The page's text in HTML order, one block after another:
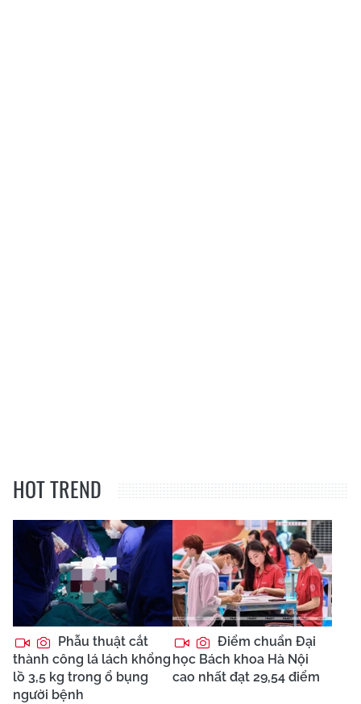
HOT TREND
Phẫu thuật cắt
thành công lá lách khổng
lồ 3,5 kg trong ổ bụng
người bệnh
Điểm chuẩn Đại
học Bách khoa Hà Nội
cao nhất đạt 29,54 điểm